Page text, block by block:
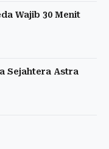
Wajib 30 Menit
Sejahtera Astra